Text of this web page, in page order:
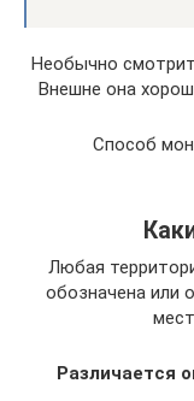
Необычно
Внешне она
Способ
Любая
обозначена или
Различается